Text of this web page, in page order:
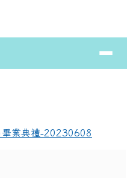
⏸
畢業典禮-20230608